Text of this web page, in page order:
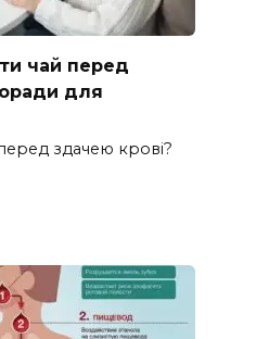
чай перед
для
здачею крові?